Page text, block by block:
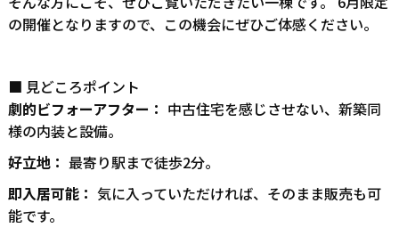
の開催となりますので、この機会にぜひご体感ください。
■ 見どころポイント
劇的ビフォーアフター： 中古住宅を感じさせない、新築同
様の内装と設備。
好立地： 最寄り駅まで徒歩2分。
即入居可能： 気に入っていただければ、そのまま販売も可
能です。